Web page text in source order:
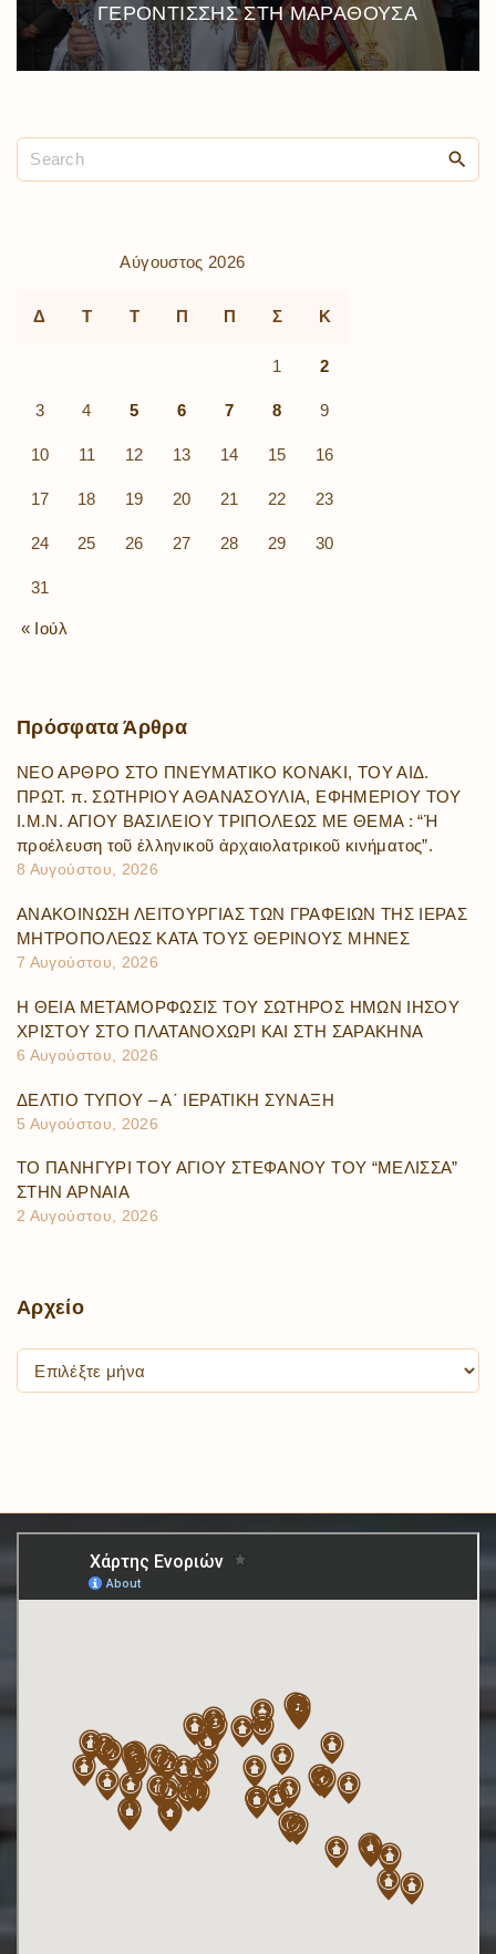
ΓΕΡΟΝΤΙΣΣΗΣ ΣΤΗ ΜΑΡΑΘΟΥΣΑ
Αύγουστος 2026
Δ Τ Τ Π Π Σ Κ
1 2
3 4 5 6 7 8 9
10 11 12 13 14 15 16
17 18 19 20 21 22 23
24 25 26 27 28 29 30
31
« Ιούλ
Πρόσφατα Άρθρα
ΝΕΟ ΑΡΘΡΟ ΣΤΟ ΠΝΕΥΜΑΤΙΚΟ ΚΟΝΑΚΙ, ΤΟΥ ΑΙΔ.
ΠΡΩΤ. π. ΣΩΤΗΡΙΟΥ ΑΘΑΝΑΣΟΥΛΙΑ, ΕΦΗΜΕΡΙΟΥ ΤΟΥ
Ι.Μ.Ν. ΑΓΙΟΥ ΒΑΣΙΛΕΙΟΥ ΤΡΙΠΟΛΕΩΣ ΜΕ ΘΕΜΑ : “Ἡ
προέλευση τοῦ ἑλληνικοῦ ἀρχαιολατρικοῦ κινήματος”.
8 Αυγούστου, 2026
ΑΝΑΚΟΙΝΩΣΗ ΛΕΙΤΟΥΡΓΙΑΣ ΤΩΝ ΓΡΑΦΕΙΩΝ ΤΗΣ ΙΕΡΑΣ
ΜΗΤΡΟΠΟΛΕΩΣ ΚΑΤΑ ΤΟΥΣ ΘΕΡΙΝΟΥΣ ΜΗΝΕΣ
7 Αυγούστου, 2026
Η ΘΕΙΑ ΜΕΤΑΜΟΡΦΩΣΙΣ ΤΟΥ ΣΩΤΗΡΟΣ ΗΜΩΝ ΙΗΣΟΥ
ΧΡΙΣΤΟΥ ΣΤΟ ΠΛΑΤΑΝΟΧΩΡΙ ΚΑΙ ΣΤΗ ΣΑΡΑΚΗΝΑ
6 Αυγούστου, 2026
ΔΕΛΤΙΟ ΤΥΠΟΥ – Α΄ ΙΕΡΑΤΙΚΗ ΣΥΝΑΞΗ
5 Αυγούστου, 2026
ΤΟ ΠΑΝΗΓΥΡΙ ΤΟΥ ΑΓΙΟΥ ΣΤΕΦΑΝΟΥ ΤΟΥ “ΜΕΛΙΣΣΑ”
ΣΤΗΝ ΑΡΝΑΙΑ
2 Αυγούστου, 2026
Αρχείο